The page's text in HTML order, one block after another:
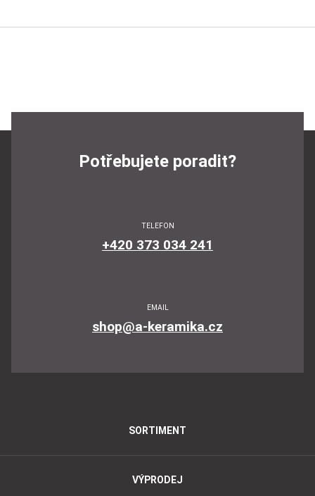
Potřebujete poradit?
TELEFON
+420 373 034 241
EMAIL
shop@a-keramika.cz
SORTIMENT
VÝPRODEJ